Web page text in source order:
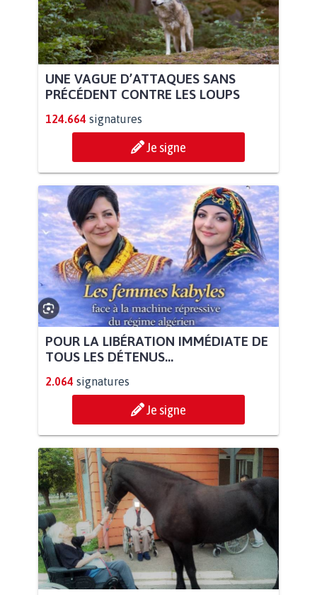
UNE VAGUE D’ATTAQUES SANS
PRÉCÉDENT CONTRE LES LOUPS
124.664 signatures
Je signe
POUR LA LIBÉRATION IMMÉDIATE DE
TOUS LES DÉTENUS...
2.064 signatures
Je signe